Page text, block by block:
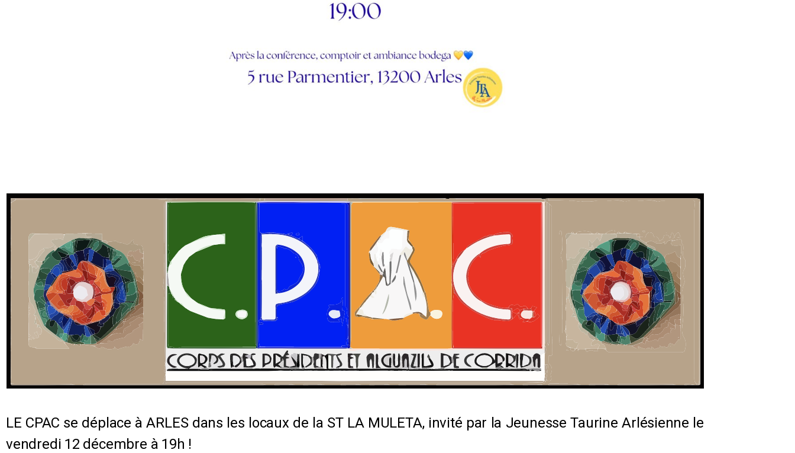
LE CPAC se déplace à ARLES dans les locaux de la ST LA MULETA, invité par la Jeunesse Taurine Arlésienne le
vendredi 12 décembre à 19h !